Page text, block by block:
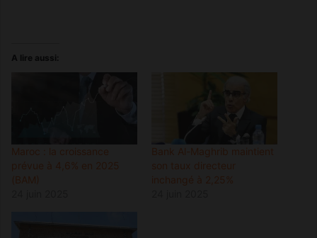
A lire aussi:
Maroc : la croissance
prévue à 4,6% en 2025
(BAM)
Bank Al-Maghrib maintient
son taux directeur
inchangé à 2,25%